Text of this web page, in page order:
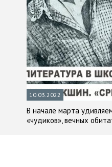
10.03.2022
В начале марта
«чудиков», вечных